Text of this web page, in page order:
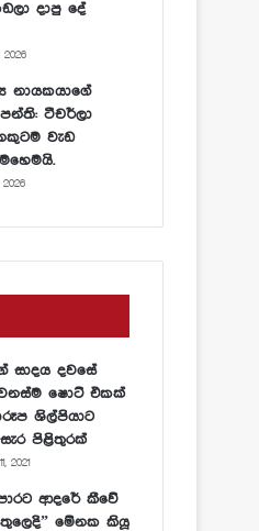
දාපු දේ
නායකයාගේ
ටීචර්ලා
වැඩ
සාදය දවසේ
ෂොට් එකක්
ශිල්පියාට
පිළිතුරක්
2021
ආදරේ කීවේ
මේනක කියූ